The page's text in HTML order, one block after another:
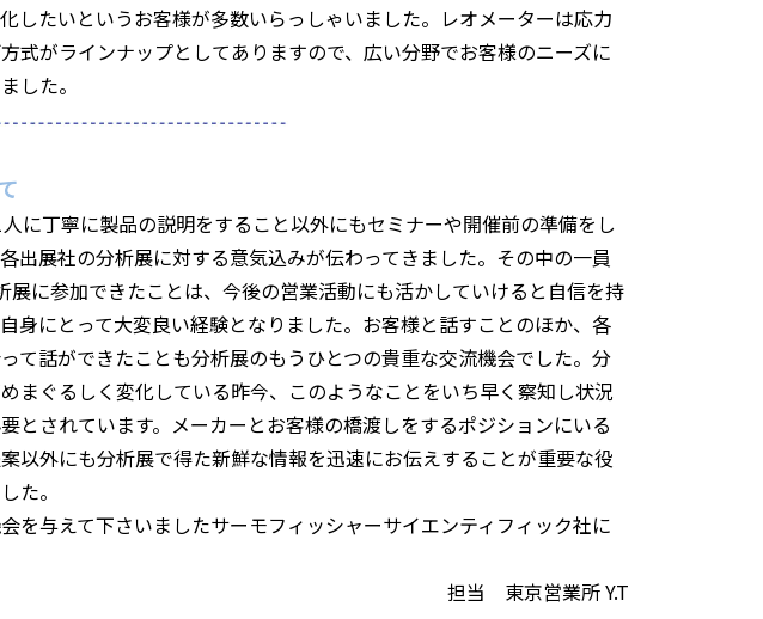
したいというお客様が多数いらっしゃいました。レオメーターは応力
式がラインナップとしてありますので、広い分野でお客様のニーズに
した。
に丁寧に製品の説明をすること以外にもセミナーや開催前の準備をし
出展社の分析展に対する意気込みが伝わってきました。その中の一員
展に参加できたことは、今後の営業活動にも活かしていけると自信を持
身にとって大変良い経験となりました。お客様と話すことのほか、各
て話ができたことも分析展のもうひとつの貴重な交流機会でした。分
まぐるしく変化している昨今、このようなことをいち早く察知し状況
とされています。メーカーとお客様の橋渡しをするポジションにいる
以外にも分析展で得た新鮮な情報を迅速にお伝えすることが重要な役
た。
を与えて下さいましたサーモフィッシャーサイエンティフィック社に
担当 東京営業所 Y.T